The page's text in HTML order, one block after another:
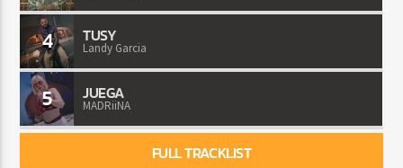
4 TUSY
Landy Garcia
5 JUEGA
MADRiiNA
FULL TRACKLIST